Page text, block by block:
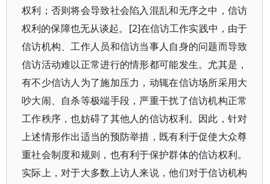
权利；否则将会导致社会陷入混乱和无序之中，信访
权利的保障也无从谈起。[2]在信访工作实践中，由于
信访机构、工作人员和信访当事人自身的问题而导致
信访活动难以正常进行的情形都可能发生。尤其是，
有不少信访人为了施加压力，动辄在信访场所采用大
吵大闹、自杀等极端手段，严重干扰了信访机构正常
工作秩序，也妨碍了其他人的信访权利。因此，针对
上述情形作出适当的预防举措，既有利于促使大众尊
重社会制度和规则，也有利于保护群体的信访权利。
实际上，对于大多数上访人来说，他们对于信访机构